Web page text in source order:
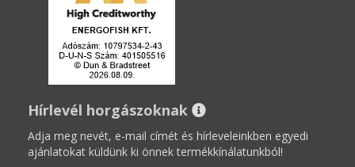
Hírlevél horgászoknak
Adja meg nevét, e-mail címét és hírleveleinkben egyedi
ajánlatokat küldünk ki önnek termékkínálatunkból!